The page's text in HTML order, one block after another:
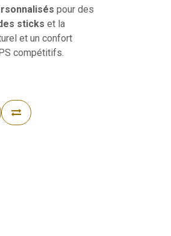
pour des
sticks et la
et un confort
compétitifs.